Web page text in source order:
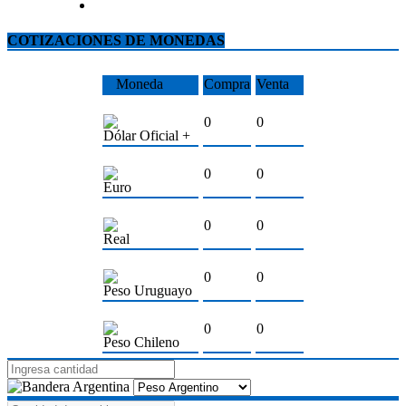
COTIZACIONES DE MONEDAS
Moneda Compra Venta
Dólar Oficial +
0 0
Euro
0 0
Real
0 0
Peso Uruguayo
0 0
Peso Chileno
0 0